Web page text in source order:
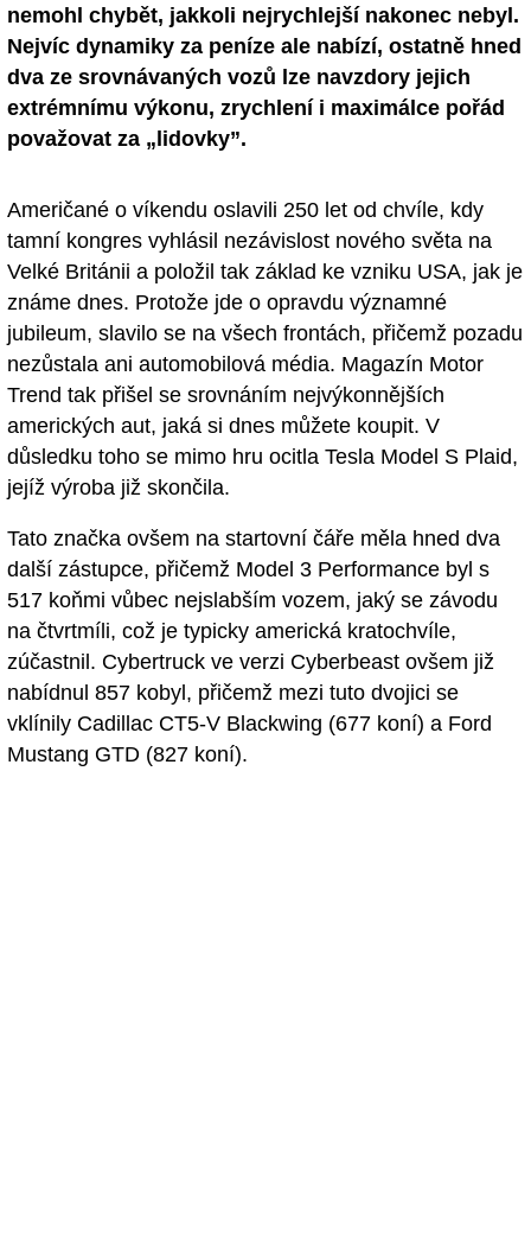
nemohl chybět, jakkoli nejrychlejší nakonec nebyl.
Nejvíc dynamiky za peníze ale nabízí, ostatně hned
dva ze srovnávaných vozů lze navzdory jejich
extrémnímu výkonu, zrychlení i maximálce pořád
považovat za „lidovky”.
Američané o víkendu oslavili 250 let od chvíle, kdy
tamní kongres vyhlásil nezávislost nového světa na
Velké Británii a položil tak základ ke vzniku USA, jak je
známe dnes. Protože jde o opravdu významné
jubileum, slavilo se na všech frontách, přičemž pozadu
nezůstala ani automobilová média. Magazín Motor
Trend tak přišel se srovnáním nejvýkonnějších
amerických aut, jaká si dnes můžete koupit. V
důsledku toho se mimo hru ocitla Tesla Model S Plaid,
jejíž výroba již skončila.
Tato značka ovšem na startovní čáře měla hned dva
další zástupce, přičemž Model 3 Performance byl s
517 koňmi vůbec nejslabším vozem, jaký se závodu
na čtvrtmíli, což je typicky americká kratochvíle,
zúčastnil. Cybertruck ve verzi Cyberbeast ovšem již
nabídnul 857 kobyl, přičemž mezi tuto dvojici se
vklínily Cadillac CT5-V Blackwing (677 koní) a Ford
Mustang GTD (827 koní).